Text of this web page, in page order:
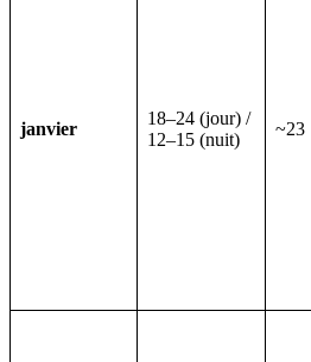
janvier
18–24 (jour) /
12–15 (nuit)
~23